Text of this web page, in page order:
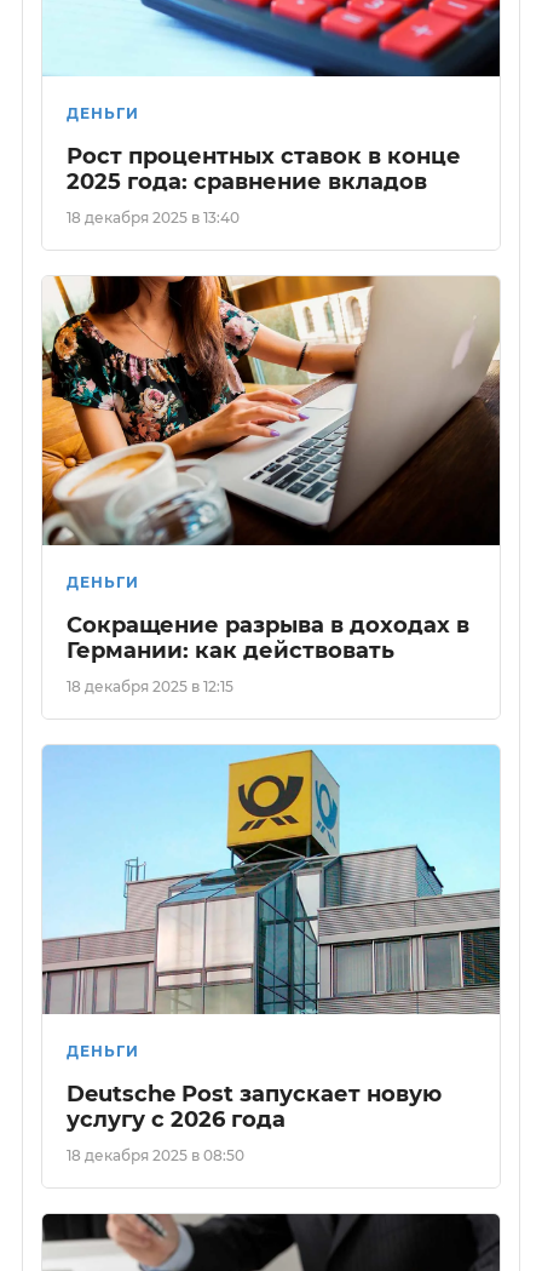
ДЕНЬГИ
Рост процентных ставок в конце
2025 года: сравнение вкладов
18 декабря 2025 в 13:40
ДЕНЬГИ
Сокращение разрыва в доходах в
Германии: как действовать
18 декабря 2025 в 12:15
ДЕНЬГИ
Deutsche Post запускает новую
услугу с 2026 года
18 декабря 2025 в 08:50